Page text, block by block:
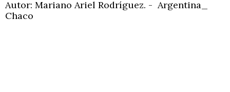
Autor: Mariano Ariel Rodríguez. - Argentina_
Chaco